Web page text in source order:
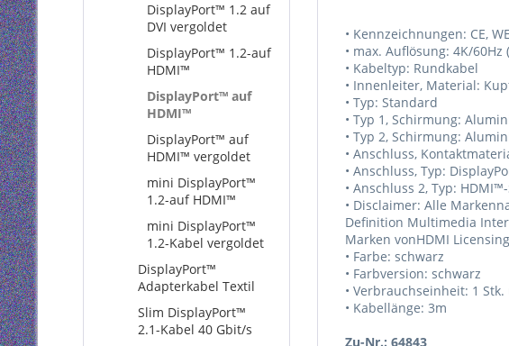
DisplayPort™ 1.2 auf
DVI vergoldet
DisplayPort™ 1.2-auf
HDMI™
DisplayPort™ auf
HDMI™
DisplayPort™ auf
HDMI™ vergoldet
mini DisplayPort™
1.2-auf HDMI™
mini DisplayPort™
1.2-Kabel vergoldet
DisplayPort™
Adapterkabel Textil
Slim DisplayPort™
2.1-Kabel 40 Gbit/s
• Kennzeichnungen: CE,
• max. Auflösung: 4K/60Hz
• Kabeltyp: Rundkabel
• Innenleiter, Material:
• Typ: Standard
• Typ 1, Schirmung:
• Typ 2, Schirmung:
• Anschluss,
• Anschluss, Typ:
• Anschluss 2, Typ:
• Disclaimer: Alle
Definition Multimedia
Marken vonHDMI
• Farbe: schwarz
• Farbversion: schwarz
• Verbrauchseinheit: 1
• Kabellänge: 3m
Zu-Nr.: 64843